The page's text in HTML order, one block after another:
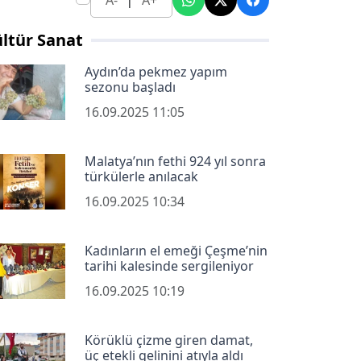
Sanat
Aydın’da pekmez yapım
sezonu başladı
16.09.2025 11:05
Malatya’nın fethi 924 yıl sonra
türkülerle anılacak
16.09.2025 10:34
Kadınların el emeği Çeşme’nin
tarihi kalesinde sergileniyor
16.09.2025 10:19
Körüklü çizme giren damat,
üç etekli gelinini atıyla aldı